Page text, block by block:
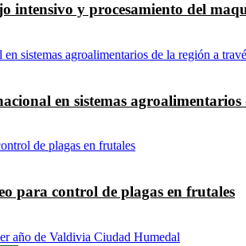
intensivo y procesamiento del
en sistemas
para control de plagas en frutales